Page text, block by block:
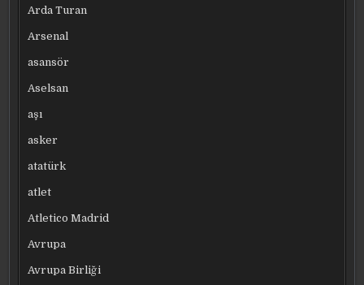
Arda Turan
Arsenal
asansör
Aselsan
aşı
asker
atatürk
atlet
Atletico Madrid
Avrupa
Avrupa Birliği